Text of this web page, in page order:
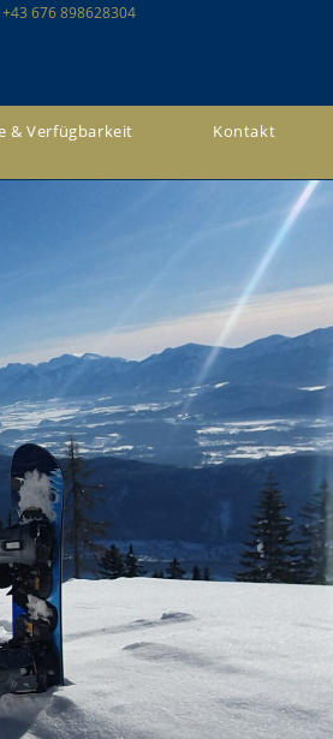
676 898628304
& Verfügbarkeit Kontakt